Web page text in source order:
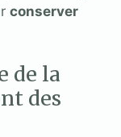
conserver
de la
des